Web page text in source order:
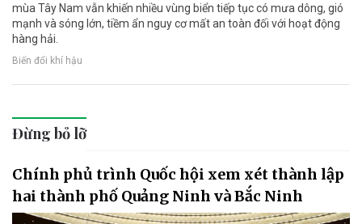
mùa Tây Nam vẫn khiến nhiều vùng biển tiếp tục có mưa dông, gió
mạnh và sóng lớn, tiềm ẩn nguy cơ mất an toàn đối với hoạt động
hàng hải.
Biến đổi khí hậu
Đừng bỏ lỡ
Chính phủ trình Quốc hội xem xét thành lập
hai thành phố Quảng Ninh và Bắc Ninh